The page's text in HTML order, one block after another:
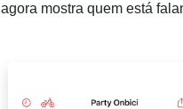
mostra quem está